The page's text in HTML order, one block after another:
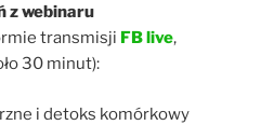
z webinaru
transmisji FB live,
30 minut):
i detoks komórkowy